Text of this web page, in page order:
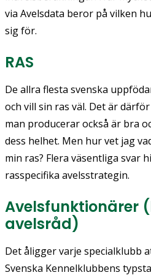
via Avelsdata beror på vilken
sig för.
RAS
De allra flesta svenska
och vill sin ras väl. Det är
man producerar också är bra
dess helhet. Men hur vet jag
min ras? Flera väsentliga svar
rasspeci­fika avelsstrategin.
Avelsfunktionärer
avelsråd)
Det åligger varje specialklubb
Svenska Ken­nelklubbens